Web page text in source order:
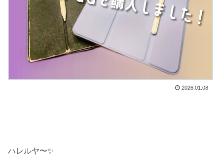
2026.01.08
ハレルヤ〜✨